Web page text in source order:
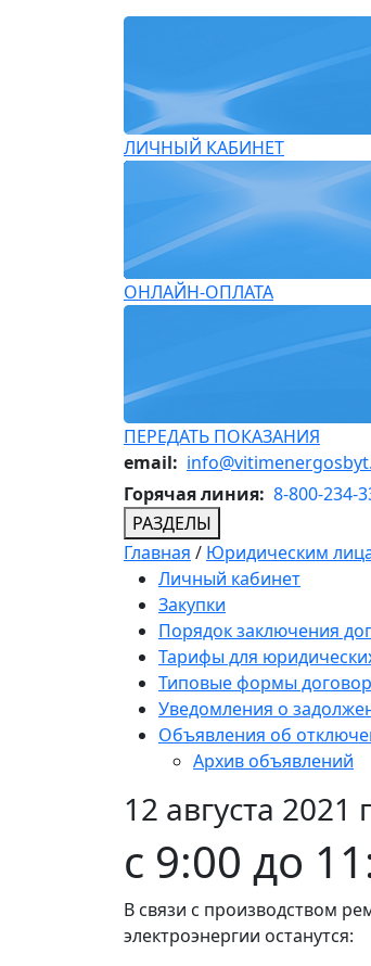
ЛИЧНЫЙ КАБИНЕТ
ОНЛАЙН-ОПЛАТА
ПЕРЕДАТЬ ПОКАЗАНИЯ
email:
Горячая линия: 8-800-234-
РАЗДЕЛЫ
Главная / Юридическим
Личный кабинет
Закупки
Порядок заключения
Тарифы для
Типовые формы
Уведомления о
Объявления об
Архив объявлений
12 августа 2021
с 9:00 до
В связи с производством
электроэнергии останутся: